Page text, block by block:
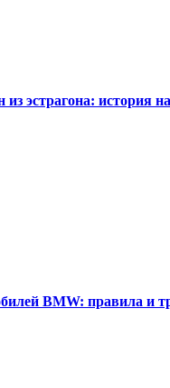
эстрагона: история
BMW: правила и